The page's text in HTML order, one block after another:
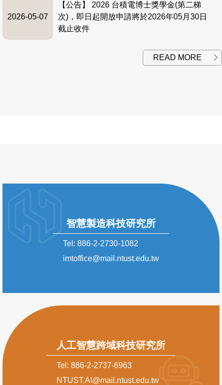
2026-05-07
【公告】 2026 台積電博士獎學金(第二梯
次)，即日起開放申請將於2026年05月30日
截止收件
READ MORE
智慧製造科技研究所
Tel: 886-2-2730-1082
imtoffice@mail.ntust.edu.tw
人工智慧跨域科技研究所
Tel: 886-2-2737-6963
NTUST.AI@mail.ntust.edu.tw